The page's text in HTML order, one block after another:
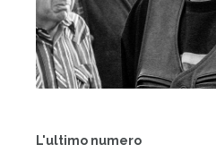
L'ultimo numero